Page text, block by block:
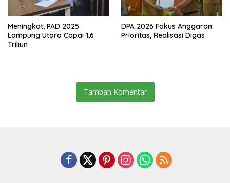
Meningkat, PAD 2025
Lampung Utara Capai 1,6
Triliun
DPA 2026 Fokus Anggaran
Prioritas, Realisasi Digas
Tambah Komentar